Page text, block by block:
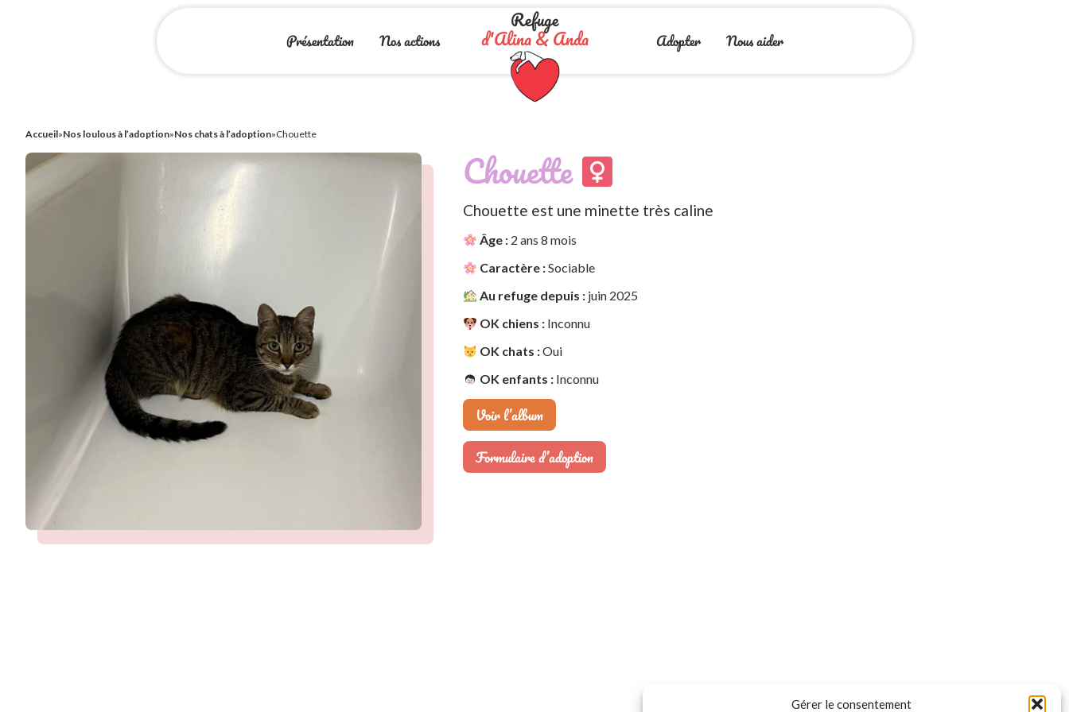
Gérer le consentement
Refuge
d'Alina & Anda
Présentation Nos actions Adopter Nous aider
Accueil»Nos loulous à l’adoption»Nos chats à l’adoption»Chouette
Chouette
Chouette est une minette très caline
Âge :2 ans 8 mois
Caractère :Sociable
Au refuge depuis :juin 2025
OK chiens :Inconnu
OK chats :Oui
OK enfants :Inconnu
Voir l’album
Formulaire d’adoption